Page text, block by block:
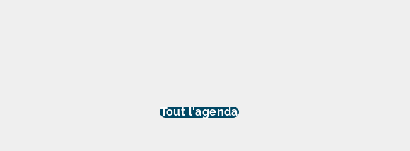
Tout l'agenda